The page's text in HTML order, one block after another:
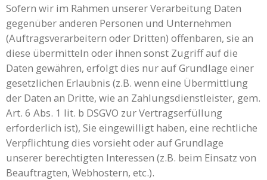
Sofern wir im Rahmen unserer Verarbeitung Daten
gegenüber anderen Personen und Unternehmen
(Auftragsverarbeitern oder Dritten) offenbaren, sie an
diese übermitteln oder ihnen sonst Zugriff auf die
Daten gewähren, erfolgt dies nur auf Grundlage einer
gesetzlichen Erlaubnis (z.B. wenn eine Übermittlung
der Daten an Dritte, wie an Zahlungsdienstleister, gem.
Art. 6 Abs. 1 lit. b DSGVO zur Vertragserfüllung
erforderlich ist), Sie eingewilligt haben, eine rechtliche
Verpflichtung dies vorsieht oder auf Grundlage
unserer berechtigten Interessen (z.B. beim Einsatz von
Beauftragten, Webhostern, etc.).